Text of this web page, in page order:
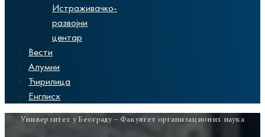
Истраживачко-
развојни
центар
Вести
Алумни
Ћирилица
Енглисх
Универзитет у Београду – Факултет организационих наука